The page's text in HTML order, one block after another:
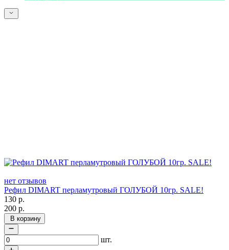
нет отзывов
Рефил DIMART перламутровый ГОЛУБОЙ 10гр. SALE!
130 р.
200 р.
В корзину
шт.